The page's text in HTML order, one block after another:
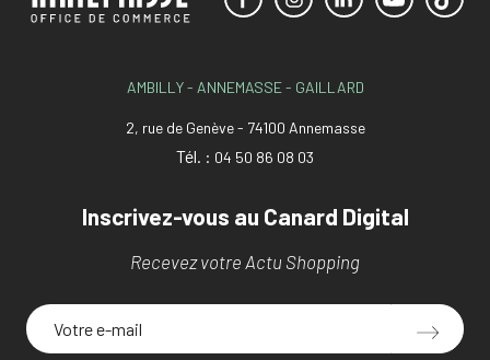
AMBILLY - ANNEMASSE - GAILLARD
2, rue de Genève - 74100 Annemasse
Tél. : 04 50 86 08 03
Inscrivez-vous au Canard Digital
Recevez votre Actu Shopping